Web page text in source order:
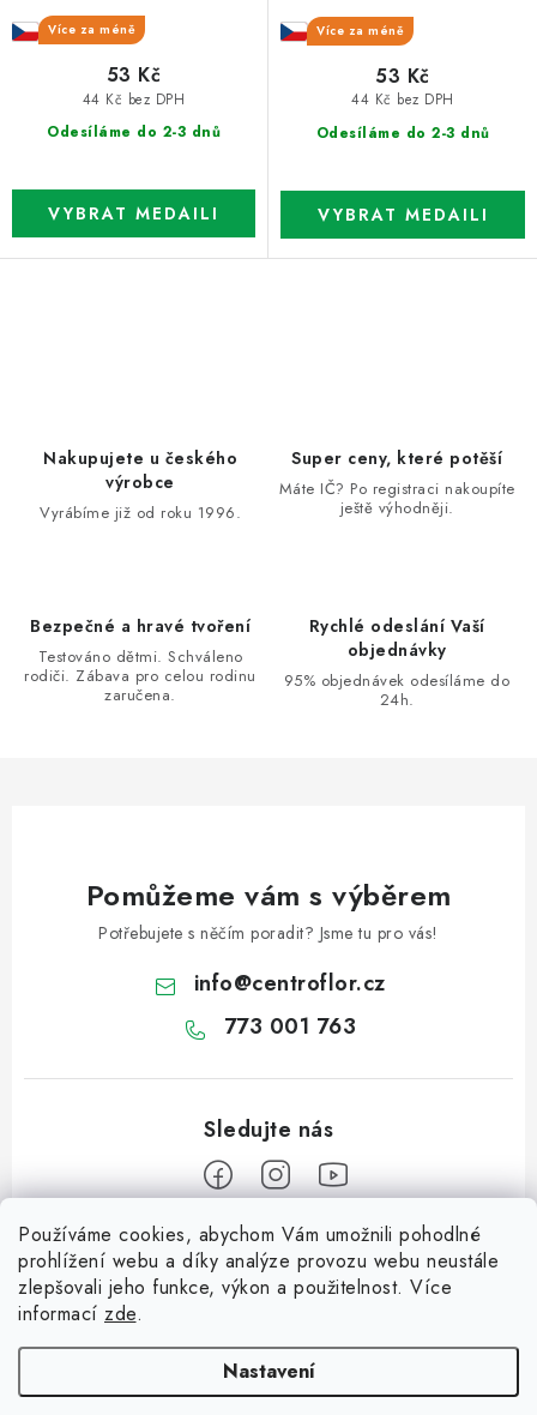
Používáme cookies, abychom Vám umožnili pohodlné
prohlížení webu a díky analýze provozu webu neustále
zlepšovali jeho funkce, výkon a použitelnost. Více
informací zde.
Nastavení
Více za méně
Odesíláme do 2-3 dnů
44 Kč bez DPH
53 Kč
Více za méně
Odesíláme do 2-3 dnů
44 Kč bez DPH
53 Kč
k
Nakupujete u českého
výrobce
Vyrábíme již od roku 1996.
Super ceny, které potěší
Máte IČ? Po registraci nakoupíte
ještě výhodněji.
Bezpečné a hravé tvoření
Testováno dětmi. Schváleno
rodiči. Zábava pro celou rodinu
zaručena.
Rychlé odeslání Vaší
objednávky
95% objednávek odesíláme do
24h.
Pomůžeme vám s výběrem
Potřebujete s něčím poradit? Jsme tu pro vás!
info@centroflor.cz
773 001 763
Informace pro vás
Dopravné
Kontaktujte nás
Tipy na tvoření
Jutový Mikuláš, anděl a čert - perfektní zábava pro děti